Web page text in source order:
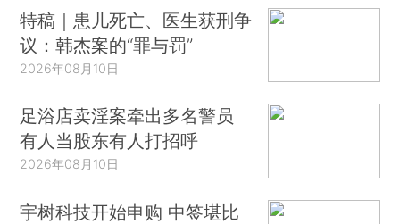
特稿｜患儿死亡、医生获刑争
议：韩杰案的“罪与罚”
2026年08月10日
足浴店卖淫案牵出多名警员
有人当股东有人打招呼
2026年08月10日
宇树科技开始申购 中签堪比